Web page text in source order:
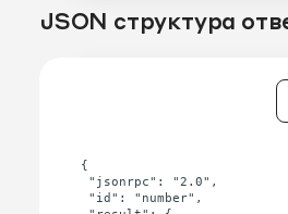
JSON структура
{